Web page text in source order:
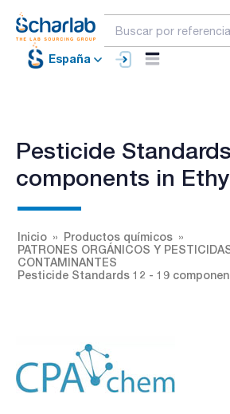
España
Pesticide
components in
Inicio
Productos químicos
PATRONES ORGÁNICOS Y
CONTAMINANTES
Pesticide Standards 12 - 19